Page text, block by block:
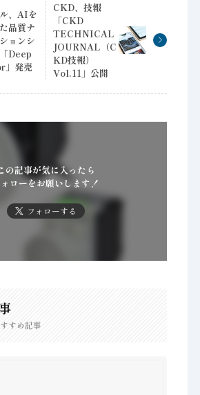
、AIを
品質ナ
ョンシ
Deep
」発売
CKD、技報
「CKD
TECHNICAL
JOURNAL（C
KD技報）
Vol.11」公開
の記事が気に入ったら
ローをお願いします！
フォローする
すめ記事